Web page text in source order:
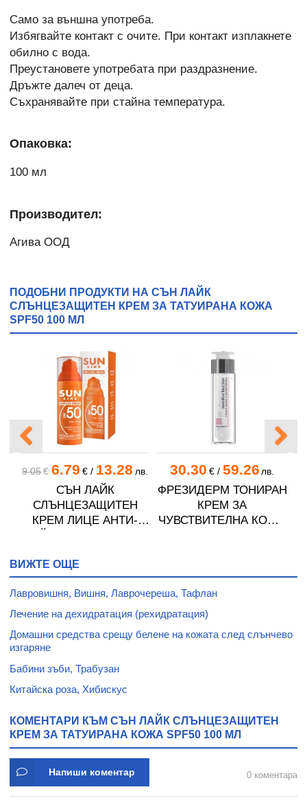
Само за външна употреба.
Избягвайте контакт с очите. При контакт изплакнете
обилно с вода.
Преустановете употребата при раздразнение.
Дръжте далеч от деца.
Съхранявайте при стайна температура.
Опаковка:
100 мл
Производител:
Агива ООД
ПОДОБНИ ПРОДУКТИ НА СЪН ЛАЙК
СЛЪНЦЕЗАЩИТЕН КРЕМ ЗА ТАТУИРАНА КОЖА
SPF50 100 МЛ
9.05€ 6.79 €/ 13.28 лв.
СЪН ЛАЙК
СЛЪНЦЕЗАЩИТЕН
КРЕМ ЛИЦЕ АНТИ-
30.30 €/ 59.26 лв.
ФРЕЗИДЕРМ ТОНИРАН
КРЕМ ЗА
ЧУВСТВИТЕЛНА КОЖА
ВИЖТЕ ОЩЕ
Лавровишня, Вишня, Лаврочереша, Тафлан
Лечение на дехидратация (рехидратация)
Домашни средства срещу белене на кожата след слънчево
изгаряне
Бабини зъби, Трабузан
Китайска роза, Хибискус
КОМЕНТАРИ КЪМ СЪН ЛАЙК СЛЪНЦЕЗАЩИТЕН
КРЕМ ЗА ТАТУИРАНА КОЖА SPF50 100 МЛ
Напиши коментар 0 коментара